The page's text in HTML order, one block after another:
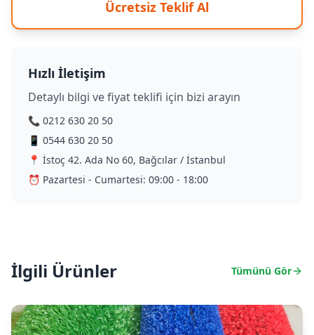
Ücretsiz Teklif Al
Hızlı İletişim
Detaylı bilgi ve fiyat teklifi için bizi arayın
📞 0212 630 20 50
📱 0544 630 20 50
📍 İstoç 42. Ada No 60, Bağcılar / İstanbul
⏰ Pazartesi - Cumartesi: 09:00 - 18:00
İlgili Ürünler Tümünü Gör